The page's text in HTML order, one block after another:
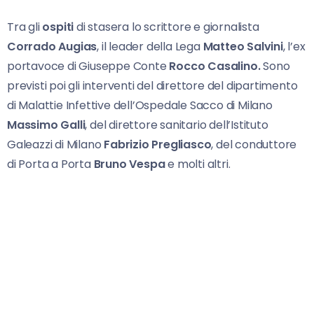
Tra gliospitidi stasera lo scrittore e giornalista
Corrado Augias, il leader della Lega Matteo Salvini, l’ex
portavoce di Giuseppe Conte Rocco Casalino.Sono
previsti poi gli interventi del direttore del dipartimento
di Malattie Infettive dell’Ospedale Sacco di Milano
Massimo Galli, deldirettore sanitario dell’Istituto
Galeazzi di Milano Fabrizio Pregliasco, del conduttore
di Porta a Porta Bruno Vespae molti altri.